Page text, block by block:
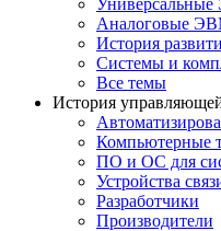
Аналоговые
История
Системы и
Все темы
История
Компьютерные
ПО и ОС для
Устройства
Разработчики
Производители